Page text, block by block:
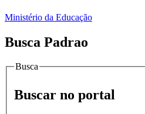
Ministério da Educação
Busca Padrao
Busca
Buscar no portal